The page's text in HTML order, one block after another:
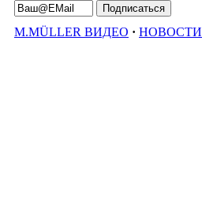
M.MÜLLER ВИДЕО · НОВОСТИ